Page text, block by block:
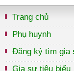
Trang chủ
Phụ huynh
Đăng ký tìm gia
Gia sư tiêu biểu